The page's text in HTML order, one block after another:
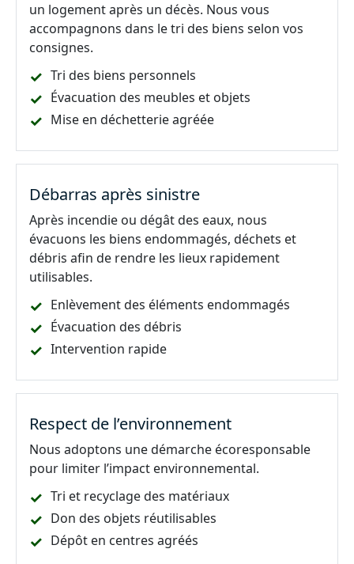
un logement après un décès. Nous vous
accompagnons dans le tri des biens selon vos
consignes.
Tri des biens personnels
Évacuation des meubles et objets
Mise en déchetterie agréée
Débarras après sinistre
Après incendie ou dégât des eaux, nous
évacuons les biens endommagés, déchets et
débris afin de rendre les lieux rapidement
utilisables.
Enlèvement des éléments endommagés
Évacuation des débris
Intervention rapide
Respect de l’environnement
Nous adoptons une démarche écoresponsable
pour limiter l’impact environnemental.
Tri et recyclage des matériaux
Don des objets réutilisables
Dépôt en centres agréés